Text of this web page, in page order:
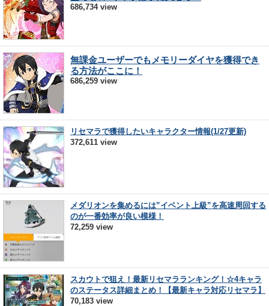
686,734 view
無課金ユーザーでもメモリーダイヤを獲得でき
る方法がここに！
686,259 view
リセマラで獲得したいキャラクター情報(1/27更新)
372,611 view
メダリオンを集めるには”イベント上級”を高速周回する
のが一番効率が良い模様！
72,259 view
スカウトで狙え！最新リセマラランキング！☆4キャラ
のステータス詳細まとめ！【最新キャラ対応リセマラ】
70,183 view